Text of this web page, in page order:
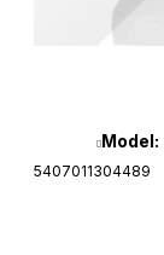
Model:
5407011304489